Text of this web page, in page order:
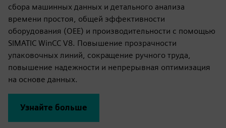
сбора машинных данных и детального анализа
времени простоя, общей эффективности
оборудования (OEE) и производительности с помощью
SIMATIC WinCC V8. Повышение прозрачности
упаковочных линий, сокращение ручного труда,
повышение надежности и непрерывная оптимизация
на основе данных.
Узнайте больше